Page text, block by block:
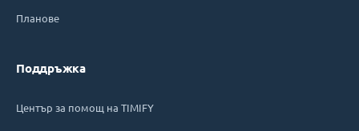
Планове
Поддръжка
Център за помощ на TIMIFY